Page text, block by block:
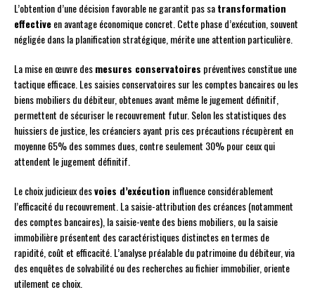
L’obtention d’une décision favorable ne garantit pas satransformation
effectiveen avantage économique concret. Cette phase d’exécution, souvent
négligée dans la planification stratégique, mérite une attention particulière.
La mise en œuvre desmesures conservatoires préventives constitue une
tactique efficace. Les saisies conservatoires sur les comptes bancaires ou les
biens mobiliers du débiteur, obtenues avant même le jugement définitif,
permettent de sécuriser le recouvrement futur. Selon les statistiques des
huissiers de justice, les créanciers ayant pris ces précautions récupèrent en
moyenne 65% des sommes dues, contre seulement 30% pour ceux qui
attendent le jugement définitif.
Le choix judicieux desvoies d’exécution influence considérablement
l’efficacité du recouvrement. La saisie-attribution des créances (notamment
des comptes bancaires), la saisie-vente des biens mobiliers, ou la saisie
immobilière présentent des caractéristiques distinctes en termes de
rapidité, coût et efficacité. L’analyse préalable du patrimoine du débiteur, via
des enquêtes de solvabilité ou des recherches au fichier immobilier, oriente
utilement ce choix.